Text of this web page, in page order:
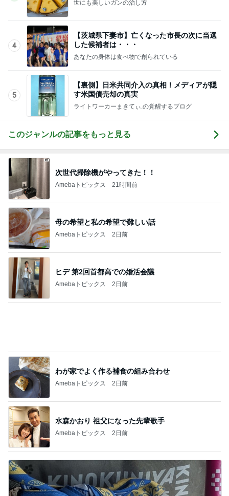
あなたの身体は食べ物で創られている
5
【裏側】日米共同介入の真相！メディアが隠
す米国債売却の真実
ライトワーカーまきてぃ.の覚醒するブログ
このジャンルの記事をもっと見る
Amebaトピックス 21時間前
母の希望と私の希望で難しい話
Amebaトピックス 2日前
ヒデ 第2回首都高での婚活会議
Amebaトピックス 2日前
わが家でよく作る補食の組み合わせ
Amebaトピックス 2日前
猫目当てで買ったカルディのグッズ
Amebaトピックス 2日前